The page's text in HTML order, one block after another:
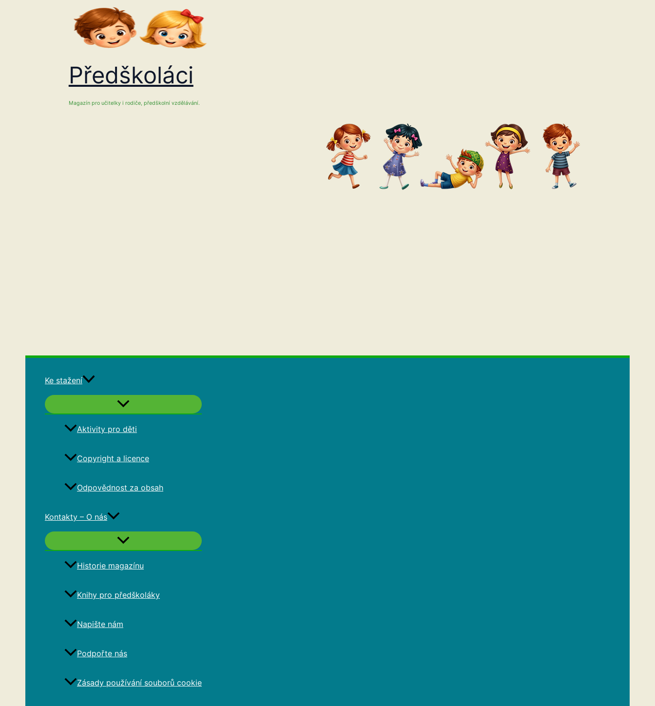
Předškoláci
Magazín pro učitelky i rodiče, předškolní vzdělávání.
Ke stažení
Aktivity pro děti
Copyright a licence
Odpovědnost za obsah
Kontakty – O nás
Historie magazínu
Knihy pro předškoláky
Napište nám
Podpořte nás
Zásady používání souborů cookie